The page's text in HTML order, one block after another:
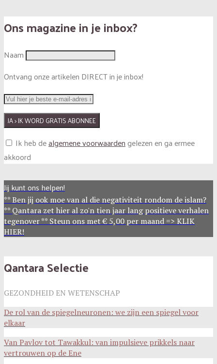
Ons magazine in je inbox?
Naam
Ontvang onze artikelen DIRECT in je inbox!
Ik heb dealgemene voorwaardengelezen en ga ermee
akkoord
Jij kunt ons helpen!
** Ben jij ook moe van al die negativiteit rondom de islam?
** Qantara zet hier al zo'n tien jaar lang positieve verhalen
tegenover ** Steun ons met € 5,00 per maand => KLIK
HIER!
Qantara Selectie
GEZONDHEID EN WETENSCHAP
De rol van de spiegelneuronen: we zijn een spiegel voor
elkaar
Van Pavlov tot Tawakkul: van impulsieve prikkels naar
vertrouwen op de Ene